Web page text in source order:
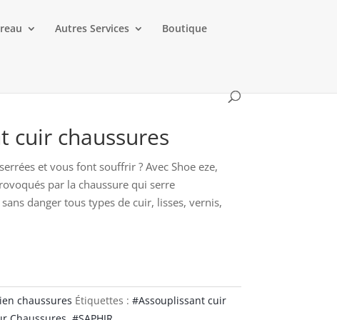
Autres Services Boutique
cuir chaussures
et vous font souffrir ? Avec Shoe eze,
par la chaussure qui serre
danger tous types de cuir, lisses, vernis,
chaussures Étiquettes : #Assouplissant cuir